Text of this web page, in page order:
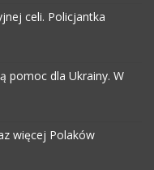
celi. Policjantka
pomoc dla Ukrainy. W
więcej Polaków